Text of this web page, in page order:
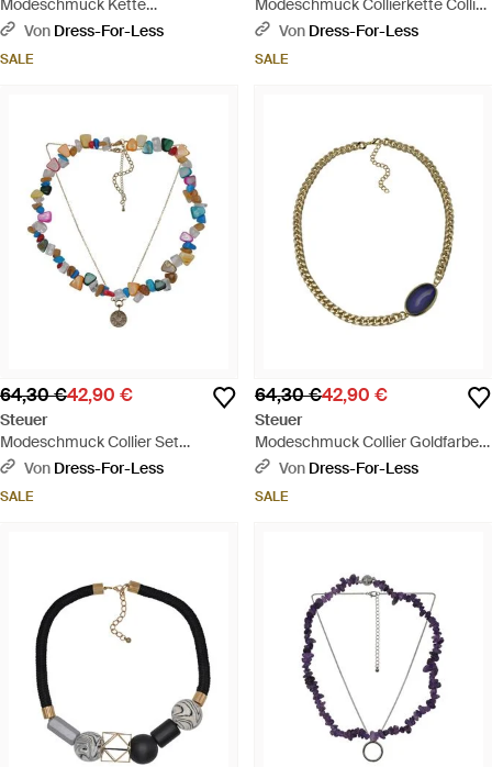
Modeschmuck Kette
Lebensbaum Mit Bunter Zierde
Schwarz
Von Dress-For-Less
SALE
Modeschmuck Collierkette Collier
- Natur
Von Dress-For-Less
SALE
64,30 €42,90 €
Steuer
Modeschmuck Collier Set
Perlmuttcollier Und Kette Mit
Von Dress-For-Less
SALE
64,30 €42,90 €
Steuer
Modeschmuck Collier Goldfarben
Mit Achatscheibe - Mettallic
Von Dress-For-Less
SALE